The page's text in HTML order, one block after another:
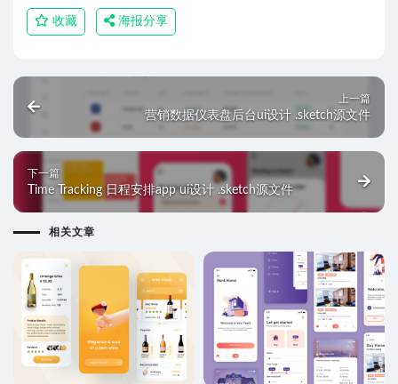
收藏 海报分享
上一篇
营销数据仪表盘后台ui设计 .sketch源文件
下一篇
Time Tracking 日程安排app ui设计 .sketch源文件
相关文章